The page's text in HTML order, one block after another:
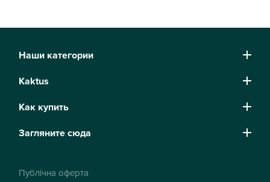
Наши категории
Kaktus
Как купить
Загляните сюда
Публічна оферта